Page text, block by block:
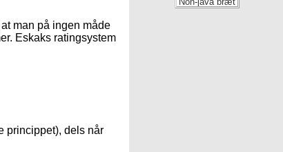
man på ingen måde
Eskaks ratingsystem
princippet), dels når